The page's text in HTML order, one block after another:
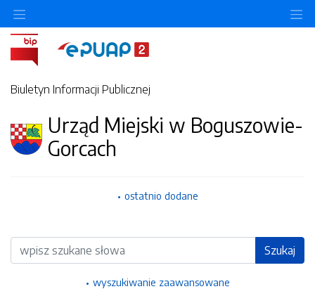
Biuletyn Informacji Publicznej
Urząd Miejski w Boguszowie-
Gorcach
ostatnio dodane
Wyszukiwarka Szukaj
wyszukiwanie zaawansowane